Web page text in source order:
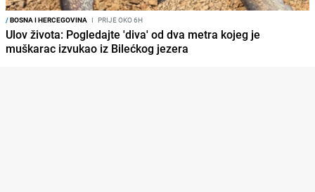
/BOSNA I HERCEGOVINA I PRIJE OKO 6H
Ulov života: Pogledajte 'diva' od dva metra kojeg je
muškarac izvukao iz Bilećkog jezera